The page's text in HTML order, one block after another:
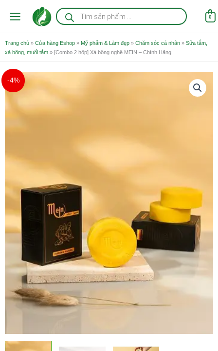
Tìm
kiếm
sản
0
Trang chủ » Cửa hàng Eshop » Mỹ phẩm & Làm đẹp » Chăm sóc cá nhân » Sữa tắm,
xà bông, muối tắm » [Combo 2 hộp] Xà bông nghệ MEIN – Chính Hãng
-4%
gốc
265.000 ₫.